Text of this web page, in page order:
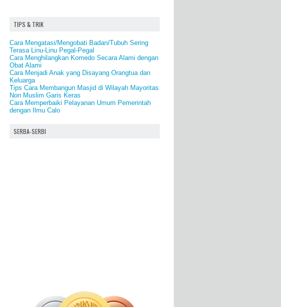
TIPS & TRIK
Cara Mengatasi/Mengobati Badan/Tubuh Sering
Terasa Linu-Linu Pegal-Pegal
Cara Menghilangkan Komedo Secara Alami dengan
Obat Alami
Cara Menjadi Anak yang Disayang Orangtua dan
Keluarga
Tips Cara Membangun Masjid di Wilayah Mayoritas
Non Muslim Garis Keras
Cara Memperbaiki Pelayanan Umum Pemerintah
dengan Ilmu Calo
SERBA-SERBI